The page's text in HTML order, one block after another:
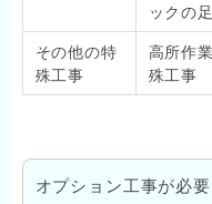
ックの
その他の特
殊工事
高所作
殊工事
オプション工事が必